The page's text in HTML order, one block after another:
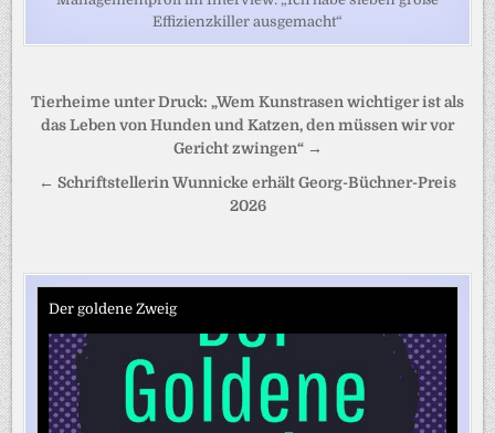
Effizienzkiller ausgemacht“
Beitragsnavigation
Tierheime unter Druck: „Wem Kunstrasen wichtiger ist als
das Leben von Hunden und Katzen, den müssen wir vor
Gericht zwingen“ →
← Schriftstellerin Wunnicke erhält Georg-Büchner-Preis
2026
Der goldene Zweig